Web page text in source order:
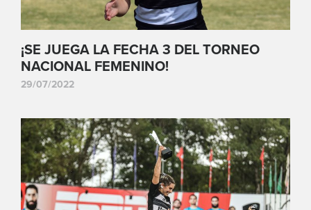
¡SE JUEGA LA FECHA 3 DEL TORNEO
NACIONAL FEMENINO!
29/07/2022